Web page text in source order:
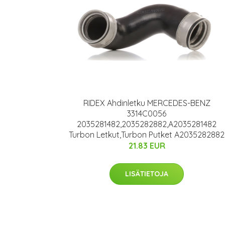
RIDEX Ahdinletku MERCEDES-BENZ
3314C0056
2035281482,2035282882,A2035281482
Turbon Letkut,Turbon Putket A2035282882
21.83 EUR
LISÄTIETOJA